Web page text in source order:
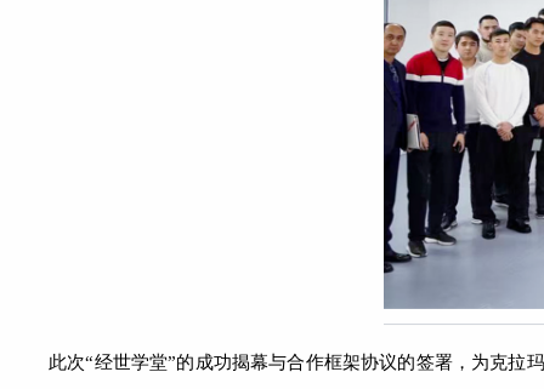
此次“经世学堂”的成功揭幕与合作框架协议的签署，为克拉